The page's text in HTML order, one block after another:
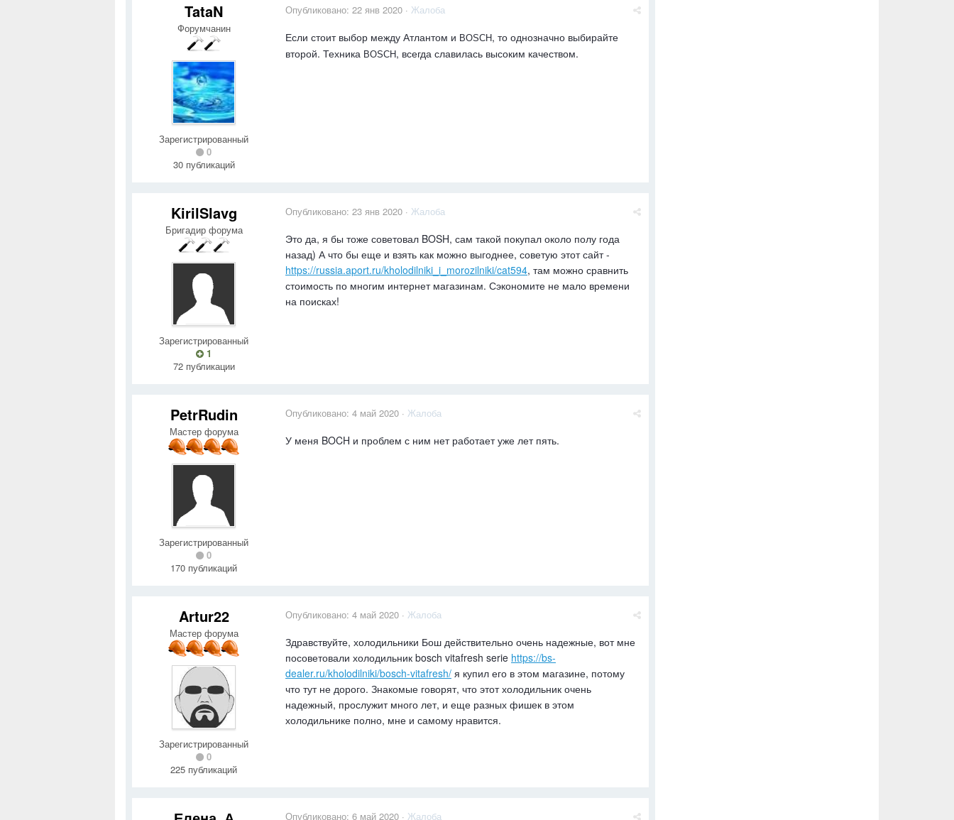
TataN
Форумчанин
Зарегистрированный
0
30 публикаций
Опубликовано: 22 янв 2020 · Жалоба
Если стоит выбор между Атлантом и BOSCH , то однозначно выбирайте
второй. Техника BOSCH , всегда славилась высоким качеством.
KirilSlavg
Бригадир форума
Зарегистрированный
1
72 публикации
Опубликовано: 23 янв 2020 · Жалоба
Это да, я бы тоже советовал BOSH, сам такой покупал около полу года
назад) А что бы еще и взять как можно выгоднее, советую этот сайт -
https://russia.aport.ru/kholodilniki_i_morozilniki/cat594, там можно сравнить
стоимость по многим интернет магазинам. Сэкономите не мало времени
на поисках!
PetrRudin
Мастер форума
Зарегистрированный
0
170 публикаций
Опубликовано: 4 май 2020 · Жалоба
У меня BOCH и проблем с ним нет работает уже лет пять.
Artur22
Мастер форума
Зарегистрированный
0
225 публикаций
Опубликовано: 4 май 2020 · Жалоба
Здравствуйте, холодильники Бош действительно очень надежные, вот мне
посоветовали холодильник bosch vitafresh serie https://bs-
dealer.ru/kholodilniki/bosch-vitafresh/ я купил его в этом магазине, потому
что тут не дорого. Знакомые говорят, что этот холодильник очень
надежный, прослужит много лет, и еще разных фишек в этом
холодильнике полно, мне и самому нравится.
Опубликовано: 6 май 2020 · Жалоба